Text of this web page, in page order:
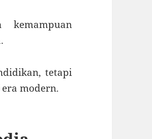
tetapi
modern.